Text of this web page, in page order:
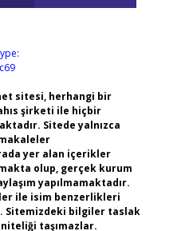
sitesi, herhangi bir
şirketi ile hiçbir
Sitede yalnızca
makaleler
yer alan içerikler
olup, gerçek kurum
yapılmamaktadır.
ile isim benzerlikleri
Sitemizdeki bilgiler taslak
taşımazlar.